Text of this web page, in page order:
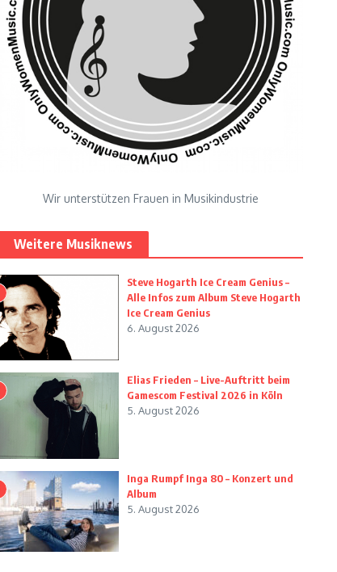
Wir unterstützen Frauen in Musikindustrie
Weitere Musiknews
Steve Hogarth Ice Cream Genius –
Alle Infos zum Album Steve Hogarth
Ice Cream Genius
6. August 2026
Elias Frieden – Live-Auftritt beim
Gamescom Festival 2026 in Köln
5. August 2026
Inga Rumpf Inga 80 – Konzert und
Album
5. August 2026